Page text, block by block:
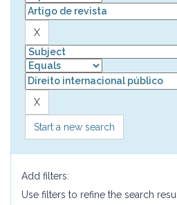
Start a new search
Add filters:
Use filters to refine the search